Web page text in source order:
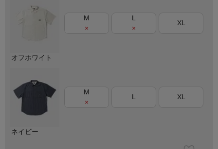
オフホワイト
M
×
L
×
XL
ネイビー
M
×
L XL